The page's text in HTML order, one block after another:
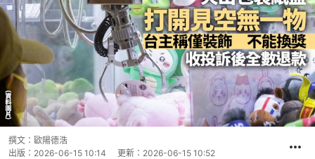
撰文： 歐陽德浩
出版： 2026-06-15 10:14 更新： 2026-06-15 10:52